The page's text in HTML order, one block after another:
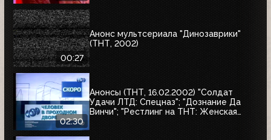
00:27
Анонс мультсериала "Динозаврики"
(ТНТ, 2002)
02:30
Анонсы (ТНТ, 16.02.2002) "Солдат
Удачи ЛТД: Спецназ"; "Дознание Да
Винчи"; "Рестлинг на ТНТ: Женская